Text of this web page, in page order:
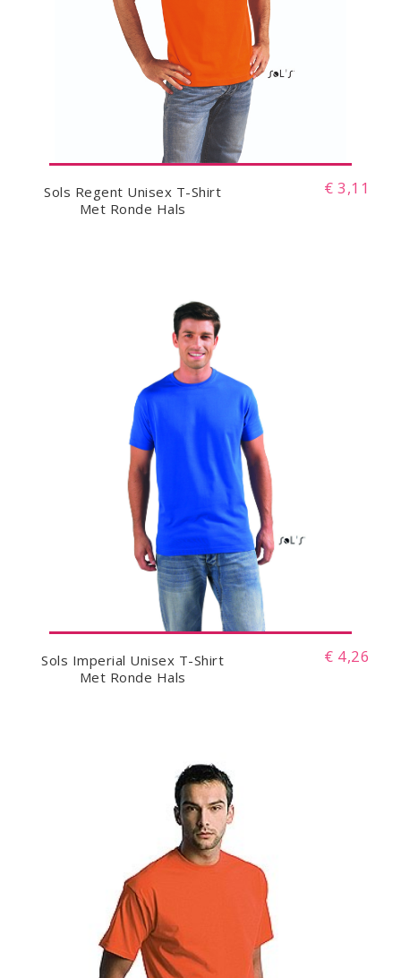
Sols Regent Unisex T-Shirt
Met Ronde Hals
€ 3,11
Sols Imperial Unisex T-Shirt
Met Ronde Hals
€ 4,26